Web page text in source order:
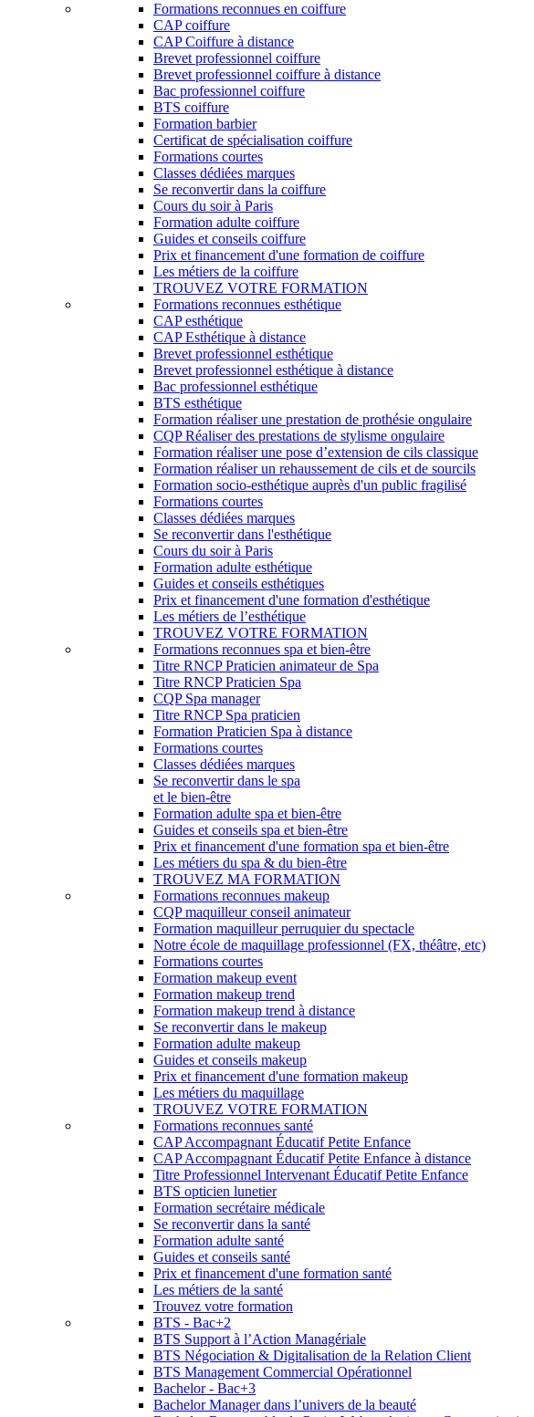
Formations reconnues en coiffure
CAP coiffure
CAP Coiffure à distance
Brevet professionnel coiffure
Brevet professionnel coiffure à distance
Bac professionnel coiffure
BTS coiffure
Formation barbier
Certificat de spécialisation coiffure
Formations courtes
Classes dédiées marques
Se reconvertir dans la coiffure
Cours du soir à Paris
Formation adulte coiffure
Guides et conseils coiffure
Prix et financement d'une formation de coiffure
Les métiers de la coiffure
TROUVEZ VOTRE FORMATION
Formations reconnues esthétique
CAP esthétique
CAP Esthétique à distance
Brevet professionnel esthétique
Brevet professionnel esthétique à distance
Bac professionnel esthétique
BTS esthétique
Formation réaliser une prestation de prothésie ongulaire
CQP Réaliser des prestations de stylisme ongulaire
Formation réaliser une pose d’extension de cils classique
Formation réaliser un rehaussement de cils et de sourcils
Formation socio-esthétique auprès d'un public fragilisé
Formations courtes
Classes dédiées marques
Se reconvertir dans l'esthétique
Cours du soir à Paris
Formation adulte esthétique
Guides et conseils esthétiques
Prix et financement d'une formation d'esthétique
Les métiers de l’esthétique
TROUVEZ VOTRE FORMATION
Formations reconnues spa et bien-être
Titre RNCP Praticien animateur de Spa
Titre RNCP Praticien Spa
CQP Spa manager
Titre RNCP Spa praticien
Formation Praticien Spa à distance
Formations courtes
Classes dédiées marques
Se reconvertir dans le spa
et le bien-être
Formation adulte spa et bien-être
Guides et conseils spa et bien-être
Prix et financement d'une formation spa et bien-être
Les métiers du spa & du bien-être
TROUVEZ MA FORMATION
Formations reconnues makeup
CQP maquilleur conseil animateur
Formation maquilleur perruquier du spectacle
Notre école de maquillage professionnel (FX, théâtre, etc)
Formations courtes
Formation makeup event
Formation makeup trend
Formation makeup trend à distance
Se reconvertir dans le makeup
Formation adulte makeup
Guides et conseils makeup
Prix et financement d'une formation makeup
Les métiers du maquillage
TROUVEZ VOTRE FORMATION
Formations reconnues santé
CAP Accompagnant Éducatif Petite Enfance
CAP Accompagnant Éducatif Petite Enfance à distance
Titre Professionnel Intervenant Éducatif Petite Enfance
BTS opticien lunetier
Formation secrétaire médicale
Se reconvertir dans la santé
Formation adulte santé
Guides et conseils santé
Prix et financement d'une formation santé
Les métiers de la santé
Trouvez votre formation
BTS - Bac+2
BTS Support à l’Action Managériale
BTS Négociation & Digitalisation de la Relation Client
BTS Management Commercial Opérationnel
Bachelor - Bac+3
Bachelor Manager dans l’univers de la beauté